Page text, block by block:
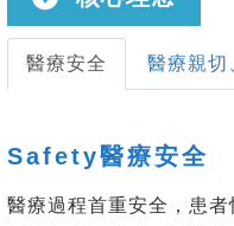
醫療安全 醫療親切
Safety醫療安全
醫療過程首重安全，患